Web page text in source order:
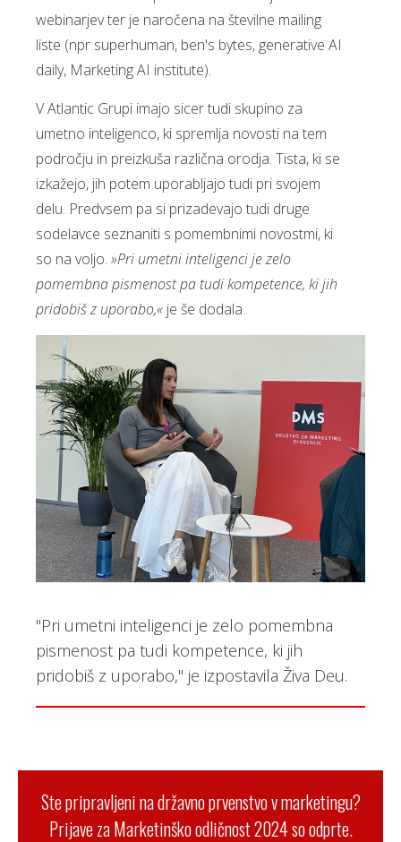
webinarjev ter je naročena na številne mailing
liste (npr superhuman, ben's bytes, generative AI
daily, Marketing AI institute).
V Atlantic Grupi imajo sicer tudi skupino za
umetno inteligenco, ki spremlja novosti na tem
področju in preizkuša različna orodja. Tista, ki se
izkažejo, jih potem uporabljajo tudi pri svojem
delu. Predvsem pa si prizadevajo tudi druge
sodelavce seznaniti s pomembnimi novostmi, ki
so na voljo. »Pri umetni inteligenci je zelo
pomembna pismenost pa tudi kompetence, ki jih
pridobiš z uporabo,« je še dodala.
"Pri umetni inteligenci je zelo pomembna
pismenost pa tudi kompetence, ki jih
pridobiš z uporabo," je izpostavila Živa Deu.
Ste pripravljeni na državno prvenstvo v marketingu?
Prijave za Marketinško odličnost 2024 so odprte.